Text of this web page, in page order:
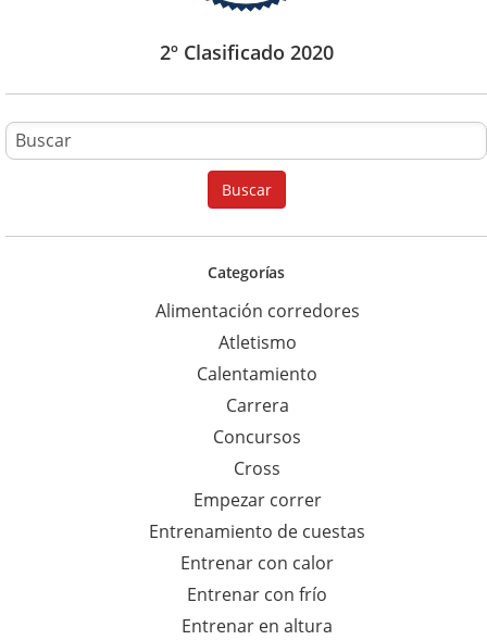
2º Clasificado 2020
u
s
c
p
a
r
a
:
Buscar
Categorías
Alimentación corredores
Atletismo
Calentamiento
Carrera
Concursos
Cross
Empezar correr
Entrenamiento de cuestas
Entrenar con calor
Entrenar con frío
Entrenar en altura